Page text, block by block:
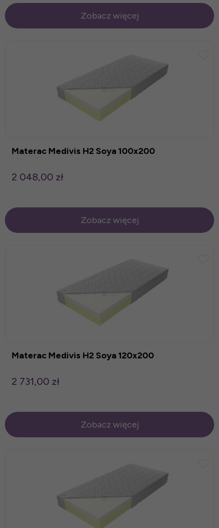
Zobacz więcej
Materac Medivis H2 Soya 100x200
2 048,00 zł
Zobacz więcej
Materac Medivis H2 Soya 120x200
2 731,00 zł
Zobacz więcej